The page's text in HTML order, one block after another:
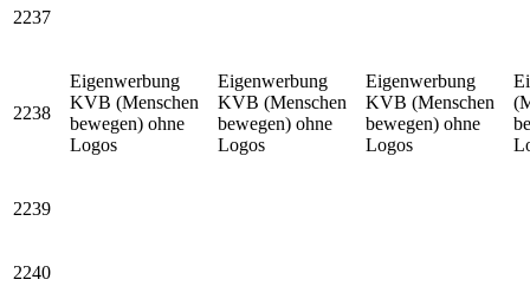
2237
2238
Eigenwerbung
KVB (Menschen
bewegen) ohne
Logos
Eigenwerbung
KVB (Menschen
bewegen) ohne
Logos
Eigenwerbung
KVB (Menschen
bewegen) ohne
Logos
2239
2240